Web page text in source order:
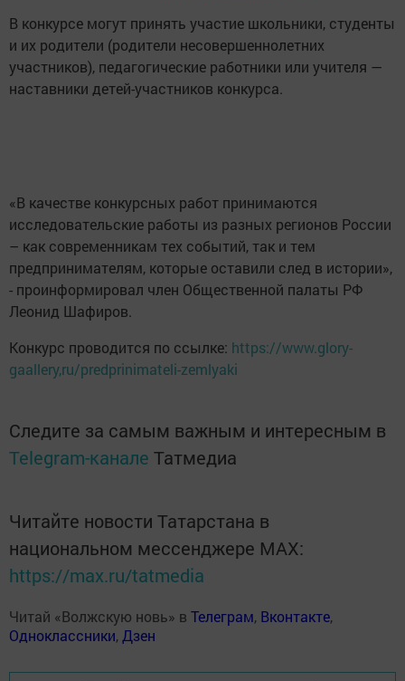
В конкурсе могут принять участие школьники, студенты
и их родители (родители несовершеннолетних
участников), педагогические работники или учителя —
наставники детей-участников конкурса.
«В качестве конкурсных работ принимаются
исследовательские работы из разных регионов России
– как современникам тех событий, так и тем
предпринимателям, которые оставили след в истории»,
- проинформировал член Общественной палаты РФ
Леонид Шафиров.
Конкурс проводится по ссылке: https://www.glory-
gaallery,ru/predprinimateli-zemlyaki
Следите за самым важным и интересным в
Telegram-канале Татмедиа
Читайте новости Татарстана в
национальном мессенджере MАХ:
https://max.ru/tatmedia
Читай «Волжскую новь» в Телеграм, Вконтакте,
Одноклассники, Дзен